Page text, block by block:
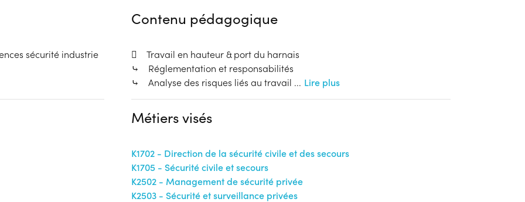
Prérequis :
En recherche d'emploi, Demandeur d'emploi et d'asile
Réunions d'informations
Aucune information
Complément d'information
Aucune information
sécurité industrie
Contenu pédagogique
 Travail en hauteur & port du harnais
⤷ Réglementation et responsabilités
⤷ Analyse des risques liés au travail ... Lire plus
Métiers visés
K1702 - Direction de la sécurité civile et des secours
K1705 - Sécurité civile et secours
K2502 - Management de sécurité privée
K2503 - Sécurité et surveillance privées